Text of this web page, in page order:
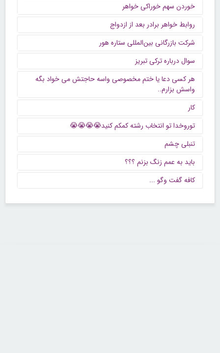
خوردن سهم خوراکی خواهر
روابط خواهر برادر بعد از ازدواج
شرکت بازرگانی بین‌المللی ستاره هور
سوال درباره ترکی تبریز
هر کسی دعا یا ختم مخصوصی واسه حاجتش می خواد بگه
واسش بزارم..
کار
توروخدا تو انتخاب رشته کمکم کنید😭😭😭😭
تنبلی چشم
باید به عمم زنگ بزنم ؟؟؟
كافه گفت وگو ...